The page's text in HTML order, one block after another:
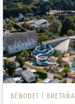
BÉNODET | BRETAÑA